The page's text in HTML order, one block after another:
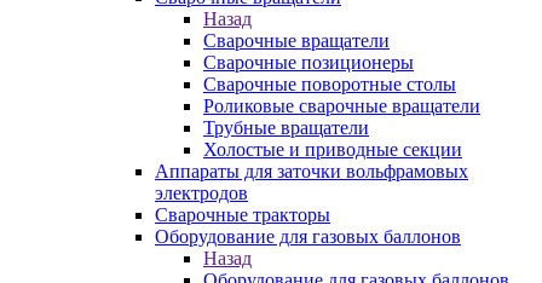
Назад
Сварочные вращатели
Сварочные позиционеры
Сварочные поворотные столы
Роликовые сварочные вращатели
Трубные вращатели
Холостые и приводные секции
Аппараты для заточки вольфрамовых
электродов
Сварочные тракторы
Оборудование для газовых баллонов
Назад